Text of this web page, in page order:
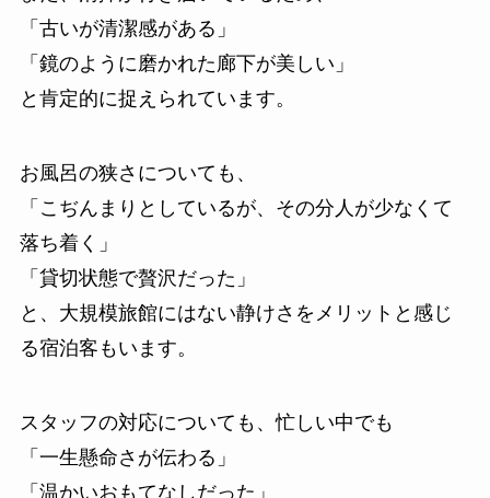
「古いが清潔感がある」
「鏡のように磨かれた廊下が美しい」
と肯定的に捉えられています。
お風呂の狭さについても、
「こぢんまりとしているが、その分人が少なくて
落ち着く」
「貸切状態で贅沢だった」
と、大規模旅館にはない静けさをメリットと感じ
る宿泊客もいます。
スタッフの対応についても、忙しい中でも
「一生懸命さが伝わる」
「温かいおもてなしだった」